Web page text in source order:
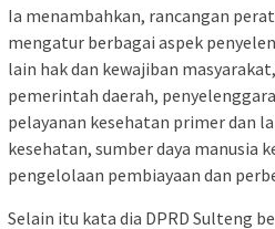
Ia menambahkan, rancangan
mengatur berbagai aspek
lain hak dan kewajiban
pemerintah daerah,
pelayanan kesehatan primer dan
kesehatan, sumber daya manusia
pengelolaan pembiayaan dan
Selain itu kata dia DPRD Sulteng